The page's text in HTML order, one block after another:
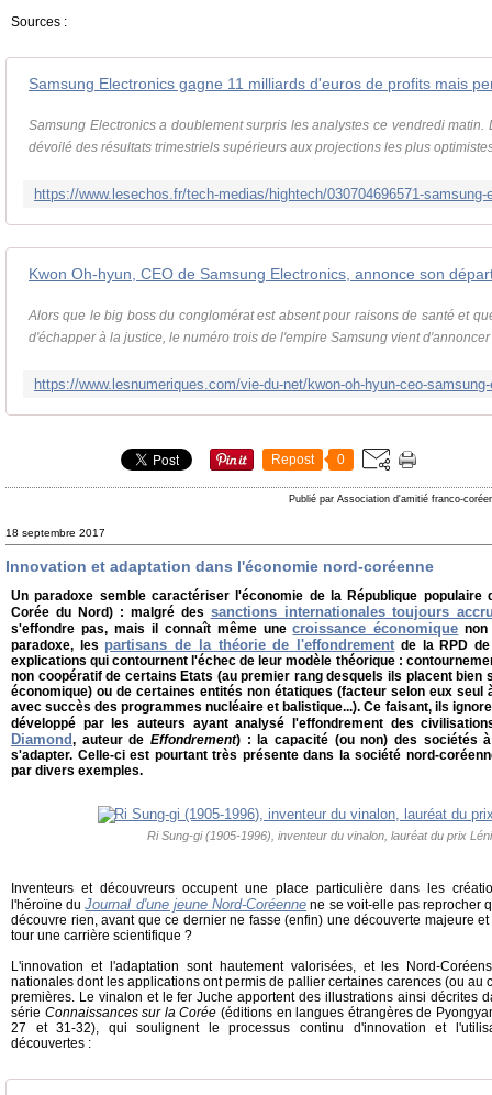
Sources :
Samsung Electronics gagne 11 milliards d'euros de profits mais
Samsung Electronics a doublement surpris les analystes ce vendredi
dévoilé des résultats trimestriels supérieurs aux projections les plus
Kwon Oh-hyun, CEO de Samsung Electronics, annonce son
Alors que le big boss du conglomérat est absent pour raisons de santé et
d'échapper à la justice, le numéro trois de l'empire Samsung vient d'annoncer
Repost 0
Publié par Association d'amitié franco-
18 septembre 2017
Innovation et adaptation dans l'économie nord-coréenne
Un paradoxe semble caractériser l'économie de la République populaire
Corée du Nord) : malgré des sanctions internationales toujours
s'effondre pas, mais il connaît même unecroissance économique non
paradoxe, les partisans de la théorie de l'effondrement de la RPD
explications qui contournent l'échec de leur modèle théorique :
non coopératif de certains Etats (au premier rang desquels ils placent bien
économique) ou de certaines entités non étatiques (facteur selon eux seul
avec succès des programmes nucléaire et balistique...). Ce faisant, ils
développé par les auteurs ayant analysé l'effondrement des
Diamond, auteur de Effondrement) : la capacité (ou non) des sociétés
s'adapter. Celle-ci est pourtant très présente dans la société nord-
par divers exemples.
Ri Sung-gi (1905-1996), inventeur du vinalon, lauréat du prix
Inventeurs et découvreurs occupent une place particulière dans les
l'héroïne duJournal d'une jeune Nord-Coréenne ne se voit-elle pas reprocher
découvre rien, avant que ce dernier ne fasse (enfin) une découverte majeure
tour une carrière scientifique ?
L'innovation et l'adaptation sont hautement valorisées, et les Nord-
nationales dont les applications ont permis de pallier certaines carences (ou au
premières. Le vinalon et le fer Juche apportent des illustrations ainsi décrites
série Connaissances sur la Corée (éditions en langues étrangères de
27 et 31-32), qui soulignent le processus continu d'innovation et
découvertes :